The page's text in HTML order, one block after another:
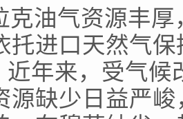
气资源丰厚
托进口天然气
年来，受气
源缺少日益严